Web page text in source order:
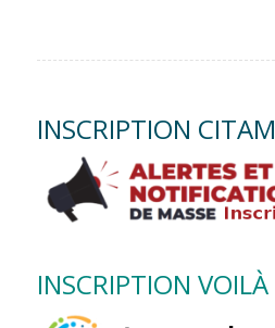
INSCRIPTION CITAM
INSCRIPTION VOILÀ